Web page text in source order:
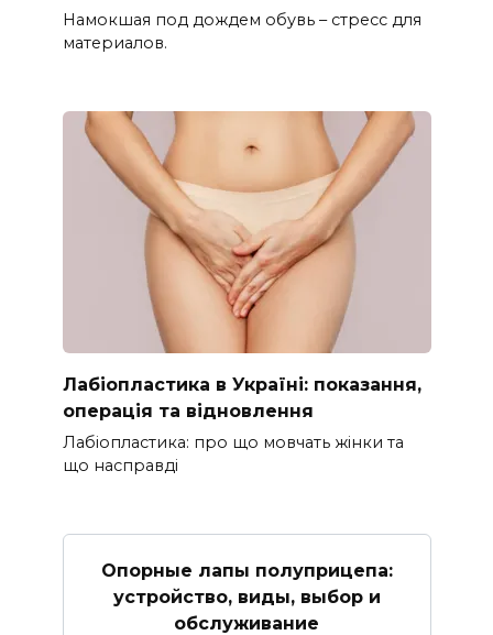
Намокшая под дождем обувь – стресс для
материалов.
Лабіопластика в Україні: показання,
операція та відновлення
Лабіопластика: про що мовчать жінки та
що насправді
Опорные лапы полуприцепа:
устройство, виды, выбор и
обслуживание